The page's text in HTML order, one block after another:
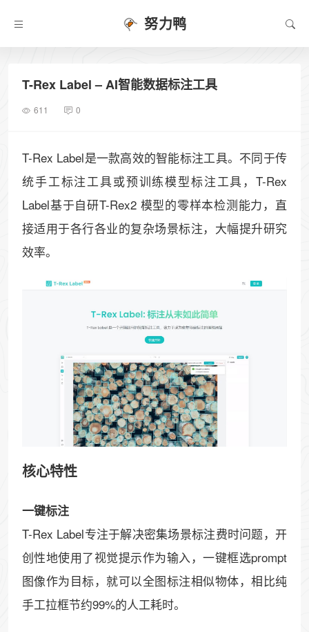
努力鸭
T-Rex Label – AI智能数据标注工具
611 0
T-Rex Label是一款高效的智能标注工具。不同于传
统手工标注工具或预训练模型标注工具，T-Rex
Label基于自研T-Rex2 模型的零样本检测能力，直
接适用于各行各业的复杂场景标注，大幅提升研究
效率。
核心特性
一键标注
T-Rex Label专注于解决密集场景标注费时问题，开
创性地使用了视觉提示作为输入，一键框选prompt
图像作为目标，就可以全图标注相似物体，相比纯
手工拉框节约99%的人工耗时。